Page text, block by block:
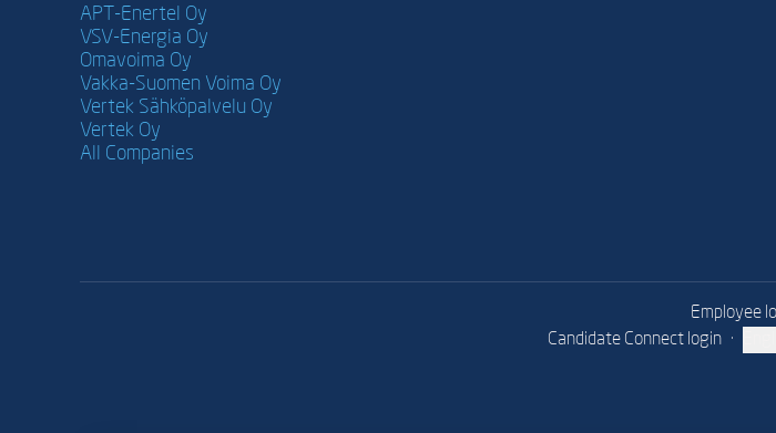
APT-Enertel Oy
VSV-Energia Oy
Omavoima Oy
Vakka-Suomen Voima Oy
Vertek Sähköpalvelu Oy
Vertek Oy
All Companies
Employee
Candidate Connect login ·